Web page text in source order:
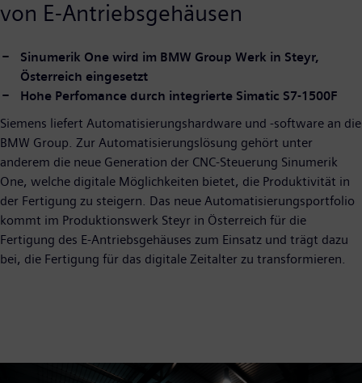
von E-Antriebsgehäusen
Sinumerik One wird im BMW Group Werk in Steyr,
Österreich eingesetzt
Hohe Perfomance durch integrierte Simatic S7-1500F
Siemens liefert Automatisierungshardware und -software an die
BMW Group. Zur Automatisierungslösung gehört unter
anderem die neue Generation der CNC-Steuerung Sinumerik
One, welche digitale Möglichkeiten bietet, die Produktivität in
der Fertigung zu steigern. Das neue Automatisierungsportfolio
kommt im Produktionswerk Steyr in Österreich für die
Fertigung des E-Antriebsgehäuses zum Einsatz und trägt dazu
bei, die Fertigung für das digitale Zeitalter zu transformieren.